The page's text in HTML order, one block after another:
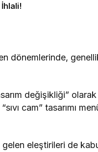
dönemlerinde,
değişikliği”
cam” tasarımı
eleştirileri de